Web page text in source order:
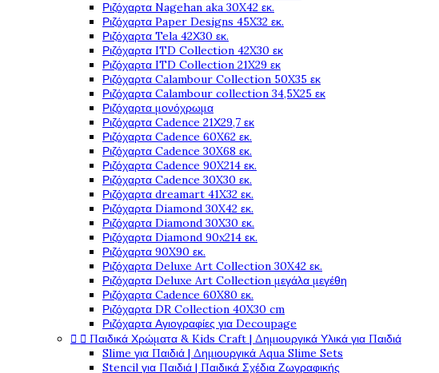
Ριζόχαρτα Nagehan aka 30X42 εκ.
Ριζόχαρτα Paper Designs 45X32 εκ.
Ριζόχαρτα Tela 42Χ30 εκ.
Ριζόχαρτα ITD Collection 42X30 εκ
Ριζόχαρτα ITD Collection 21X29 εκ
Ριζόχαρτα Calambour Collection 50X35 εκ
Ριζόχαρτα Calambour collection 34,5X25 εκ
Ριζόχαρτα μονόχρωμα
Ριζόχαρτα Cadence 21Χ29,7 εκ
Ριζόχαρτα Cadence 60X62 εκ.
Ριζόχαρτα Cadence 30X68 εκ.
Ριζόχαρτα Cadence 90X214 εκ.
Ριζόχαρτα Cadence 30X30 εκ.
Ριζόχαρτα dreamart 41X32 εκ.
Ριζόχαρτα Diamond 30X42 εκ.
Ριζόχαρτα Diamond 30X30 εκ.
Ριζόχαρτα Diamond 90x214 εκ.
Ριζόχαρτα 90X90 εκ.
Ριζόχαρτα Deluxe Art Collection 30X42 εκ.
Ριζόχαρτα Deluxe Art Collection μεγάλα μεγέθη
Ριζόχαρτα Cadence 60X80 εκ.
Ριζόχαρτα DR Collection 40X30 cm
Ριζόχαρτα Αγιογραφίες για Decoupage
  Παιδικά Χρώματα & Kids Craft | Δημιουργικά Υλικά για Παιδιά
Slime για Παιδιά | Δημιουργικά Aqua Slime Sets
Stencil για Παιδιά | Παιδικά Σχέδια Ζωγραφικής